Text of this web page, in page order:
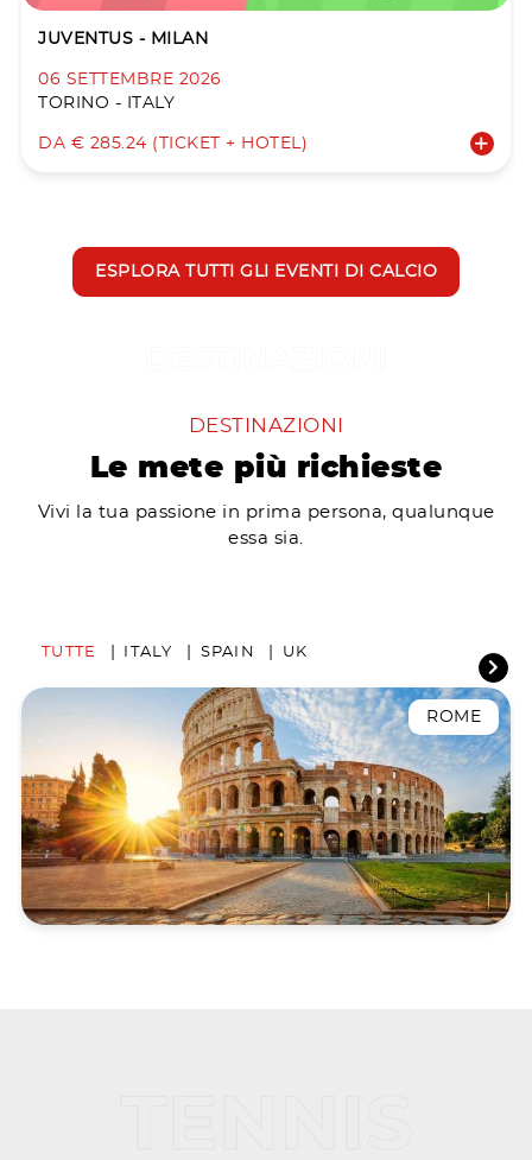
JUVENTUS - MILAN
06 SETTEMBRE 2026
TORINO - ITALY
DA € 285.24 (TICKET + HOTEL)
ESPLORA TUTTI GLI EVENTI DI CALCIO
DESTINAZIONI
Le mete più richieste
Vivi la tua passione in prima persona, qualunque
essa sia.
TUTTE ITALY SPAIN UK
ROME